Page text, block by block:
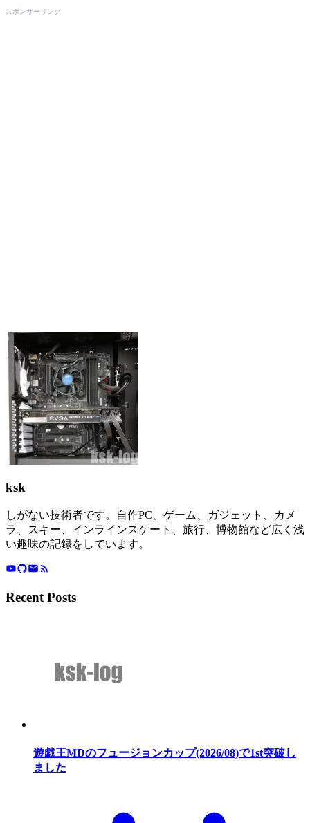
スポンサーリンク
ksk
しがない技術者です。自作PC、ゲーム、ガジェット、カメ
ラ、スキー、インラインスケート、旅行、博物館など広く浅
い趣味の記録をしています。
Recent Posts
遊戯王MDのフュージョンカップ(2026/08)で1st突破し
ました